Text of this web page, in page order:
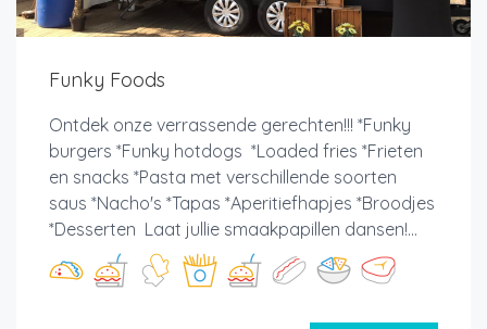
Funky Foods
Ontdek onze verrassende gerechten!!! *Funky
burgers *Funky hotdogs *Loaded fries *Frieten
en snacks *Pasta met verschillende soorten
saus *Nacho's *Tapas *Aperitiefhapjes *Broodjes
*Desserten Laat jullie smaakpapillen dansen!...